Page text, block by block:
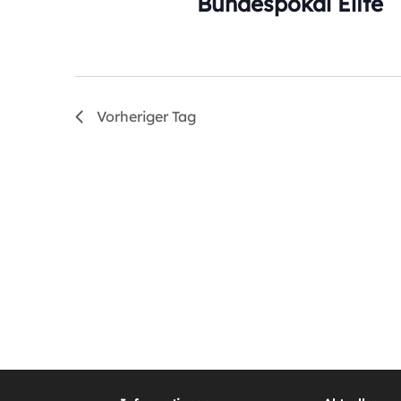
Vorheriger Tag